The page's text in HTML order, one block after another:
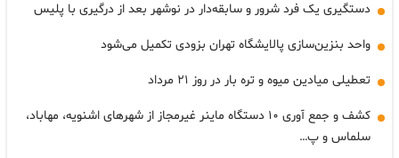
دستگیری یک فرد شرور و سابقه‌دار در نوشهر بعد از درگیری با پلیس
واحد بنزین‌سازی پالایشگاه تهران بزودی تکمیل می‌شود
تعطیلی میادین میوه و تره بار در روز ۲۱ مرداد
کشف و جمع آوری ۱۰ دستگاه ماینر غیرمجاز از شهرهای اشنویه، مهاباد،
سلماس و پ…